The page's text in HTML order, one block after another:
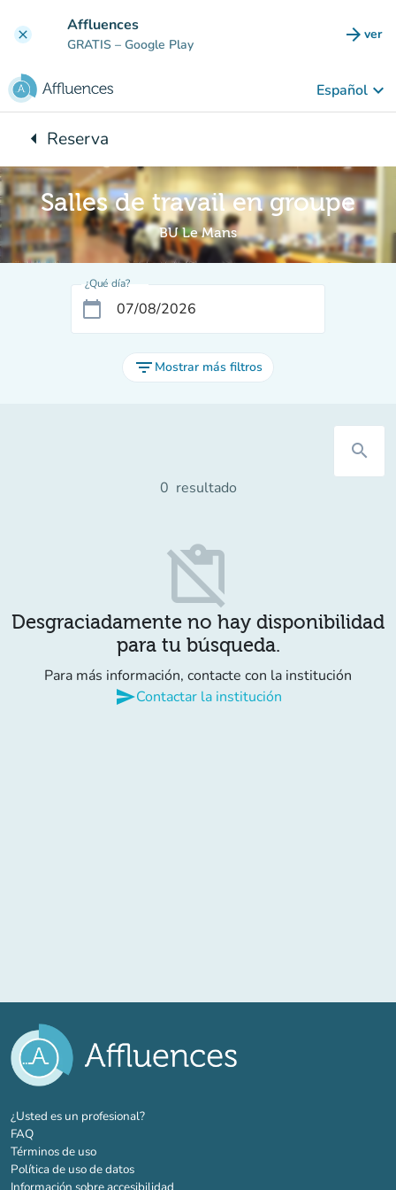
clear Affluences
GRATIS – Google Play arrow_forward ver
Español keyboard_arrow_down
arrow_leftVuelta:
Reserva
Salles de travail en groupe
BU Le Mans
¿Qué día?
calendar_today
filter_list Mostrar más filtros
search
0 resultado
content_paste_off
Desgraciadamente no hay disponibilidad
para tu búsqueda.
Para más información, contacte con la institución
sendContactar la institución
¿Usted es un profesional?(nueva pestaña)
FAQ
Términos de uso
Política de uso de datos